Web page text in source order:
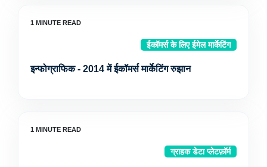
ईकॉमर्स के लिए ईमेल मार्केटिंग
इन्फोग्राफिक - 2014 में ईकॉमर्स मार्केटिंग रुझान
ग्राहक डेटा प्लेटफ़ॉर्म